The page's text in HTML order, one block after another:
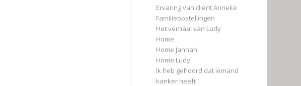
Ervaring van cliënt Anneke
Familieopstellingen
Het verhaal van Ludy
Home
Home Jannah
Home Ludy
Ik heb gehoord dat iemand
kanker heeft